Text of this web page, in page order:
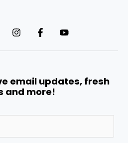
email updates, fresh
and more!